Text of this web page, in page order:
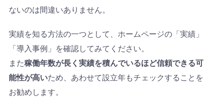
ないのは間違いありません。
実績を知る方法の一つとして、ホームページの「実績」
「導入事例」を確認してみてください。
また稼働年数が長く実績を積んでいるほど信頼できる可
能性が高いため、あわせて設立年もチェックすることを
お勧めします。